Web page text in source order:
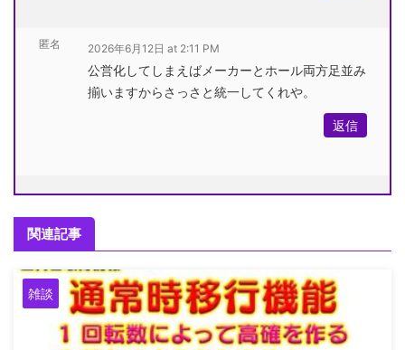
匿名 2026年6月12日 at 2:11 PM
公営化してしまえばメーカーとホール両方足並み
揃いますからさっさと統一してくれや。
返信
関連記事
雑談